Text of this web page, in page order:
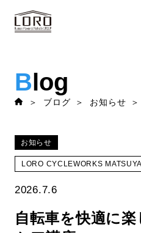
Blog
ブログ お知らせ
お知らせ
LORO CYCLEWORKS
2026.7.6
自転車を快適に